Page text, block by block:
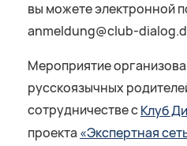
вы можете электронной
anmeldung@club-
Мероприятие
русскоязычных
сотрудничестве сКлуб
проекта «Экспертная